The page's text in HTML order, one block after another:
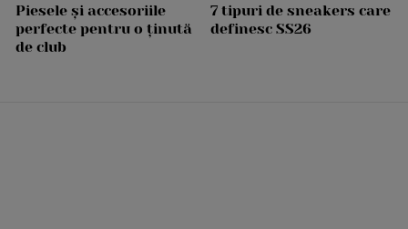
Piesele și accesoriile
perfecte pentru o ținută
de club
7 tipuri de sneakers care
definesc SS26